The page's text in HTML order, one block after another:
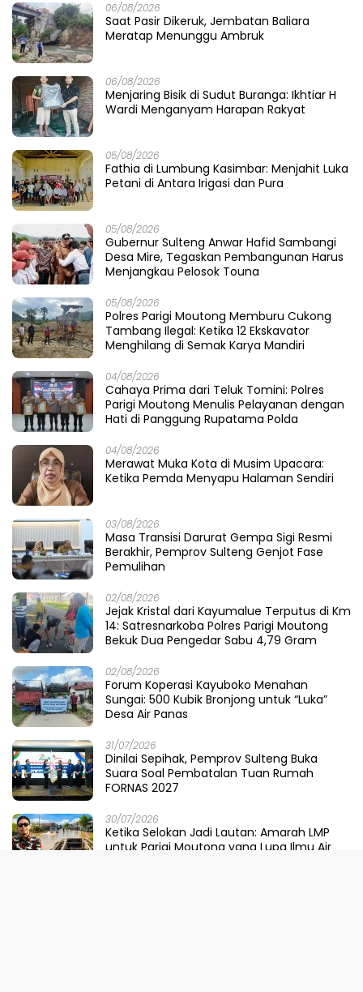
06/08/2026
Saat Pasir Dikeruk, Jembatan Baliara
Meratap Menunggu Ambruk
06/08/2026
Menjaring Bisik di Sudut Buranga: Ikhtiar H
Wardi Menganyam Harapan Rakyat
05/08/2026
Fathia di Lumbung Kasimbar: Menjahit Luka
Petani di Antara Irigasi dan Pura
05/08/2026
Gubernur Sulteng Anwar Hafid Sambangi
Desa Mire, Tegaskan Pembangunan Harus
Menjangkau Pelosok Touna
05/08/2026
Polres Parigi Moutong Memburu Cukong
Tambang Ilegal: Ketika 12 Ekskavator
Menghilang di Semak Karya Mandiri
04/08/2026
Cahaya Prima dari Teluk Tomini: Polres
Parigi Moutong Menulis Pelayanan dengan
Hati di Panggung Rupatama Polda
04/08/2026
Merawat Muka Kota di Musim Upacara:
Ketika Pemda Menyapu Halaman Sendiri
03/08/2026
Masa Transisi Darurat Gempa Sigi Resmi
Berakhir, Pemprov Sulteng Genjot Fase
Pemulihan
02/08/2026
Jejak Kristal dari Kayumalue Terputus di Km
14: Satresnarkoba Polres Parigi Moutong
Bekuk Dua Pengedar Sabu 4,79 Gram
02/08/2026
Forum Koperasi Kayuboko Menahan
Sungai: 500 Kubik Bronjong untuk “Luka”
Desa Air Panas
31/07/2026
Dinilai Sepihak, Pemprov Sulteng Buka
Suara Soal Pembatalan Tuan Rumah
FORNAS 2027
30/07/2026
Ketika Selokan Jadi Lautan: Amarah LMP
untuk Parigi Moutong yang Lupa Ilmu Air